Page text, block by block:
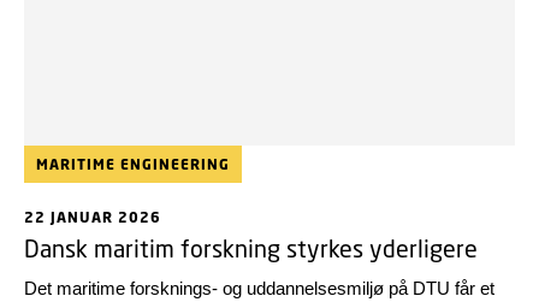
MARITIME ENGINEERING
22 JANUAR 2026
Dansk maritim forskning styrkes yderligere
Det maritime forsknings- og uddannelsesmiljø på DTU får et